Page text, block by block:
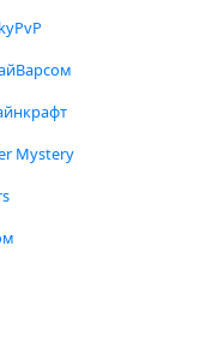
Mystery